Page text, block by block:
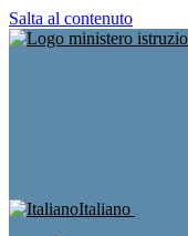
Salta al contenuto
Italiano